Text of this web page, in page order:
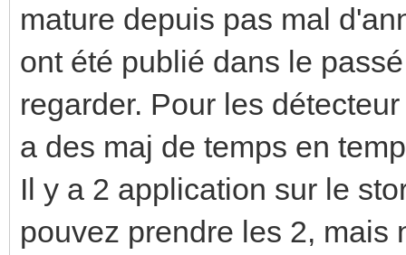
mature depuis pas mal
ont été publié dans le
regarder. Pour les
a des maj de temps en
Il y a 2 application sur le
pouvez prendre les 2, mais